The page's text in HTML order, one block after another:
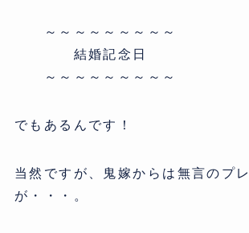
～～～～～～～～～
結婚記念日
～～～～～～～～～
でもあるんです！
当然ですが、鬼嫁からは無言のプ
が・・・。